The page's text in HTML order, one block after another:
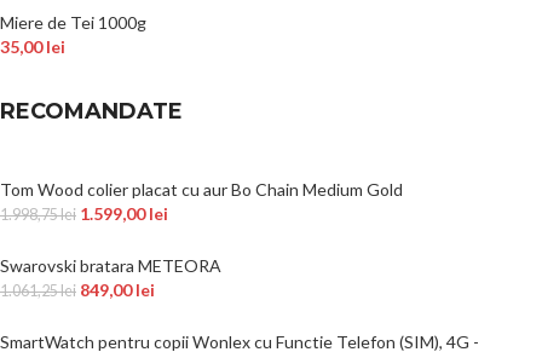
Miere de Tei 1000g
35,00lei
RECOMANDATE
Tom Wood colier placat cu aur Bo Chain Medium Gold
1.998,75lei 1.599,00lei
Swarovski bratara METEORA
1.061,25lei 849,00lei
SmartWatch pentru copii Wonlex cu Functie Telefon (SIM), 4G -